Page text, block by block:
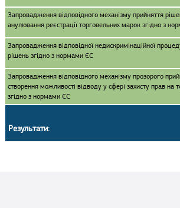
Запровадження відповідного механізму прийняття
анулювання реєстрації торговельних марок згідно з
Запровадження відповідної недискримінаційної
рішень згідно з нормами ЄС
Запровадження відповідного механізму прозорого
створення можливості відводу у сфері захисту прав на
згідно з нормами ЄС
Результати: